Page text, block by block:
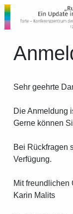
Sehr geehrte
Die Anmeldung
Gerne können
Bei Rückfragen
Verfügung.
Mit freundlichen
Karin Malits